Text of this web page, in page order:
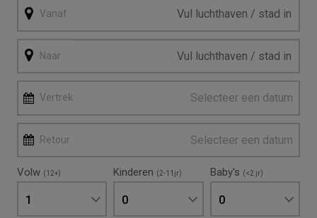
Vanaf
Naar
Vertrek Selecteer een datum
Retour Selecteer een datum
Volw (12+)
1
Kinderen (2-11jr)
0
Baby's (<2 jr)
0